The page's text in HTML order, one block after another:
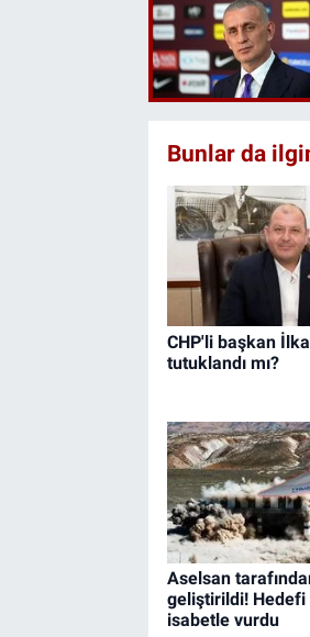
Bunlar da
CHP'li başkan
tutuklandı mı?
Aselsan
geliştirildi! Hedefi
isabetle vurdu